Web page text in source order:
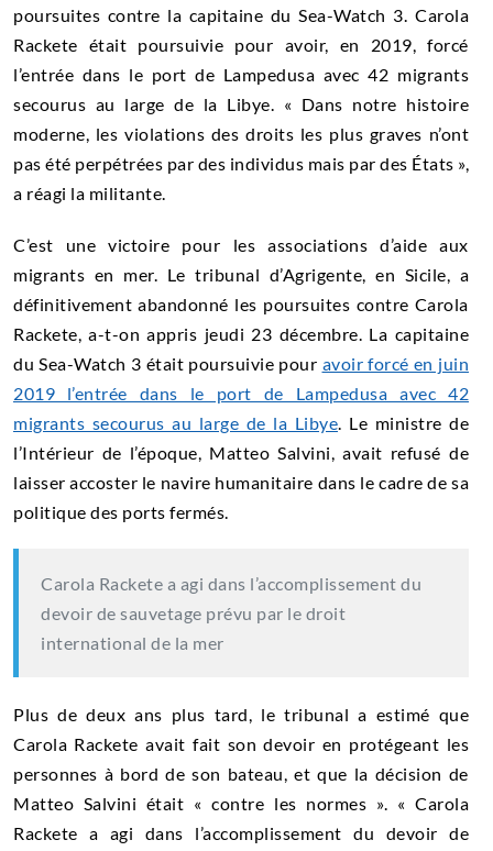
poursuites contre la capitaine du Sea-Watch 3. Carola
Rackete était poursuivie pour avoir, en 2019, forcé
l’entrée dans le port de Lampedusa avec 42 migrants
secourus au large de la Libye. « Dans notre histoire
moderne, les violations des droits les plus graves n’ont
pas été perpétrées par des individus mais par des États »,
a réagi la militante.
C’est une victoire pour les associations d’aide aux
migrants en mer. Le tribunal d’Agrigente, en Sicile, a
définitivement abandonné les poursuites contre Carola
Rackete, a-t-on appris jeudi 23 décembre. La capitaine
du Sea-Watch 3 était poursuivie pour avoir forcé en juin
2019 l’entrée dans le port de Lampedusa avec 42
migrants secourus au large de la Libye. Le ministre de
l’Intérieur de l’époque, Matteo Salvini, avait refusé de
laisser accoster le navire humanitaire dans le cadre de sa
politique des ports fermés.
Carola Rackete a agi dans l’accomplissement du
devoir de sauvetage prévu par le droit
international de la mer
Plus de deux ans plus tard, le tribunal a estimé que
Carola Rackete avait fait son devoir en protégeant les
personnes à bord de son bateau, et que la décision de
Matteo Salvini était « contre les normes ». « Carola
Rackete a agi dans l’accomplissement du devoir de